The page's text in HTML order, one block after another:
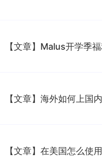
【文章】Malus开学季
【文章】海外如何上国
【文章】在美国怎么使